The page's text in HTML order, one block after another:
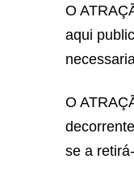
O
aqui
O
se a